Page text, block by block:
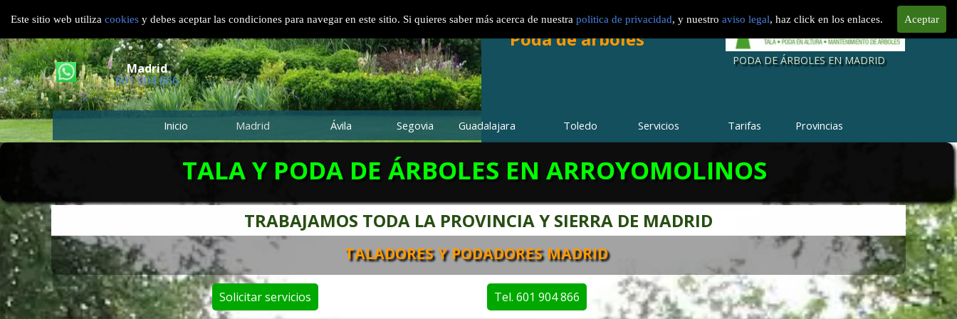
Este sitio web utiliza cookies y debes aceptar las condiciones para navegar en este sitio. Si quieres saber más acerca de nuestra politica de privacidad, y nuestro aviso legal, haz click en los enlaces. Aceptar
PODA DE ÁRBOLES EN MADRID
TALA Y PODA EN ALTURA MADRID
Inicio Madrid Ávila Segovia Guadalajara Toledo Servicios Tarifas Provincias
Madrid
601 904 866
TALA Y PODASEN ALTURA
Poda de árboles
Servicios de Tala y Poda Expertos en
Arboricultura Desbroces de Fincas
Servicios de tala y poda en altura en Madrid
Desbroces de fincasLimpieza de parcelas
Arboricultura profesional
Expertos en tala y poda en altura Madrid
Servicios de desbroce de fincasLimpieza de
parcelasArboricultura profesional
Arborist AndTree Surgeon
MADRID
TALA Y PODA DE ÁRBOLES EN ARROYOMOLINOS
TRABAJAMOS TODA LA PROVINCIA Y SIERRA DE MADRID
TALADORES Y PODADORES MADRID
Solicitar servicios Tel. 601 904 866